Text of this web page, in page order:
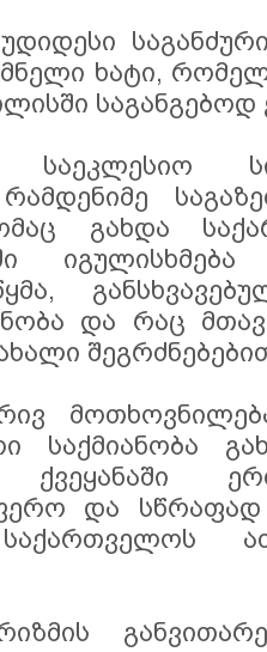
ხატი,
საგანგებოდ
საეკლესიო
გახდა
და რაც
საქმიანობა
ქვეყანაში
და